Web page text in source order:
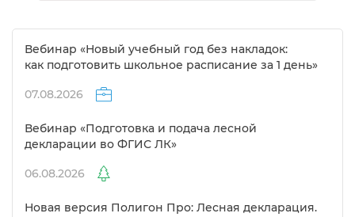
ебинар «Новый учебный год без накладок:
как подготовить школьное расписание за 1 день»
07.08.2026
ебинар «Подготовка и подача лесной
декларации во ФГИС ЛК»
06.08.2026
Новая версия Полигон Про: Лесная декларация.